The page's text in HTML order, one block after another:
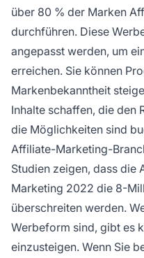
über 80 % der Marken
durchführen. Diese
angepasst werden, um
erreichen. Sie können
Markenbekanntheit
Inhalte schaffen, die den
die Möglichkeiten sind
Affiliate-Marketing-
Studien zeigen, dass die
Marketing 2022 die 8-
überschreiten werden.
Werbeform sind, gibt es
einzusteigen. Wenn Sie